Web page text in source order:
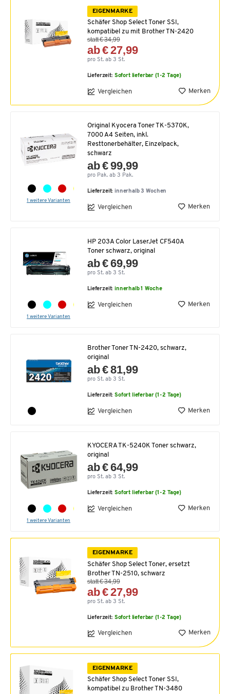
EIGENMARKE
Schäfer Shop Select Toner SSI,
kompatibel zu mit Brother TN-2420
statt € 34,99
ab € 27,99
pro St. ab 3 St.
Lieferzeit: Sofort lieferbar (1-2 Tage)
Vergleichen Merken
1 weitere Varianten
Original Kyocera Toner TK-5370K,
7000 A4 Seiten, inkl.
Resttonerbehälter, Einzelpack,
schwarz
ab € 99,99
pro Pak. ab 3 Pak.
Lieferzeit: innerhalb 3 Wochen
Vergleichen Merken
1 weitere Varianten
HP 203A Color LaserJet CF540A
Toner schwarz, original
ab € 69,99
pro St. ab 3 St.
Lieferzeit:innerhalb 1 Woche
Vergleichen Merken
Brother Toner TN-2420, schwarz,
original
ab € 81,99
pro St. ab 3 St.
Lieferzeit:Sofort lieferbar (1-2 Tage)
Vergleichen Merken
1 weitere Varianten
KYOCERA TK-5240K Toner schwarz,
original
ab € 64,99
pro St. ab 3 St.
Lieferzeit:Sofort lieferbar (1-2 Tage)
Vergleichen Merken
EIGENMARKE
Schäfer Shop Select Toner, ersetzt
Brother TN-2510, schwarz
statt € 34,99
ab € 27,99
pro St. ab 3 St.
Lieferzeit: Sofort lieferbar (1-2 Tage)
Vergleichen Merken
EIGENMARKE
Schäfer Shop Select Toner SSI,
kompatibel zu Brother TN-3480